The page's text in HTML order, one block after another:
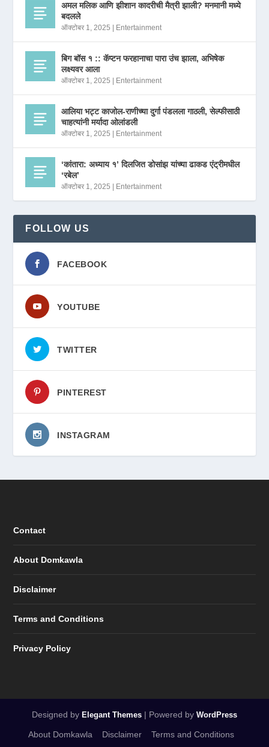
अमल मलिक आणि झीशान कादरीची मैत्री झाली? मनमानी मध्ये
बदलले
ऑक्टोबर 1, 2025 Entertainment
बिग बॉस १ :: कॅप्टन फरहानाचा पारा उंच झाला, अभिषेक
लक्ष्यवर आला
ऑक्टोबर 1, 2025 Entertainment
आलिया भट्ट काजोल-राणीच्या दुर्गा पंडलला गाठली, सेल्फीसाठी
चाहत्यांनी मर्यादा ओलांडली
ऑक्टोबर 1, 2025 Entertainment
‘कांतारा: अध्याय १’ दिलजित डोसांझ यांच्या ढाकड एंट्रीमधील
‘रबेल’
ऑक्टोबर 1, 2025 Entertainment
FOLLOW US
FACEBOOK
YOUTUBE
TWITTER
PINTEREST
INSTAGRAM
Contact
About Domkawla
Disclaimer
Terms and Conditions
Privacy Policy
Designed by Elegant Themes | Powered by WordPress
About Domkawla Disclaimer Terms and Conditions